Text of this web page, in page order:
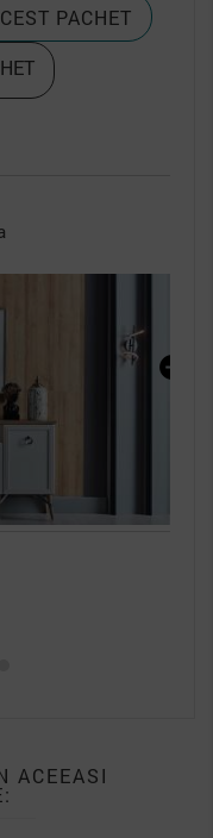
PACHET
ACEEASI